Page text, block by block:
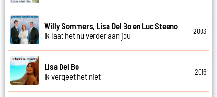
Willy Sommers, Lisa Del Bo en Luc Steeno
Ik laat het nu verder aan jou
2003
Lisa Del Bo
Ik vergeet het niet
2016